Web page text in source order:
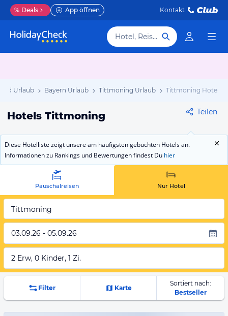
% Deals App öffnen Kontakt
Hotel, Reiseziel
Urlaub Bayern Urlaub Tittmoning Urlaub Tittmoning Hotels
Hotels Tittmoning Teilen
Diese Hotelliste zeigt unsere am häufigsten gebuchten Hotels an.
Informationen zu Rankings und Bewertungen findest Du hier
Pauschalreisen Nur Hotel
Tittmoning
03.09.26 - 05.09.26
2 Erw, 0 Kinder, 1 Zi.
Filter Karte
Sortiert nach:
Bestseller